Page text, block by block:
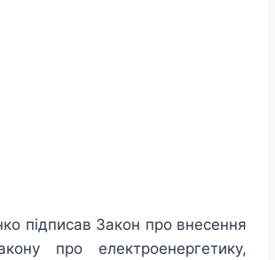
підписав Закон про внесення
про електроенергетику,